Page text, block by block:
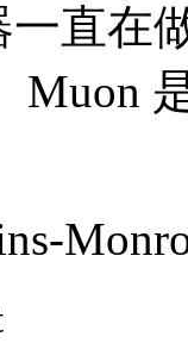
一直在
Muon